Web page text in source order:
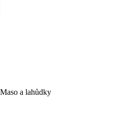
Maso a lahůdky